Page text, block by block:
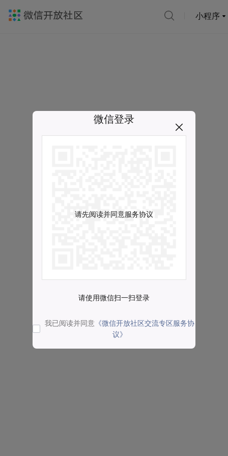
小程序
微信登录
请先阅读并同意服务协议
请使用微信扫一扫登录
我已阅读并同意 《微信开放社区交流专区服务协
议》